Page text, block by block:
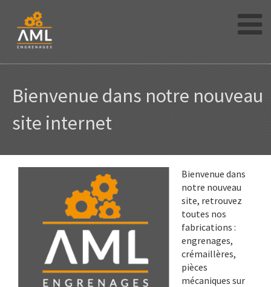
Bienvenue dans notre nouveau
site internet
Bienvenue dans
notre nouveau
site, retrouvez
toutes nos
fabrications :
engrenages,
crémaillères,
pièces
mécaniques sur